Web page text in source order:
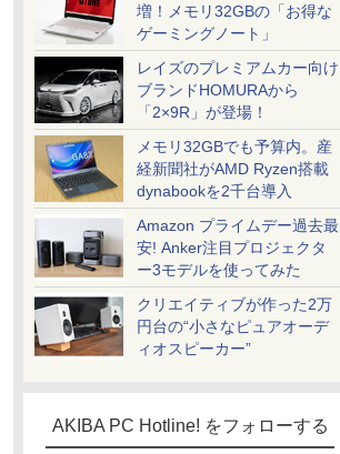
増！メモリ32GBの「お得な
ゲーミングノート」
レイズのプレミアムカー向け
ブランドHOMURAから
「2×9R」が登場！
メモリ32GBでも予算内。産
経新聞社がAMD Ryzen搭載
dynabookを2千台導入
Amazon プライムデー過去最
安! Anker注目プロジェクタ
ー3モデルを使ってみた
クリエイティブが作った2万
円台の“小さなピュアオーデ
ィオスピーカー”
AKIBA PC Hotline! をフォローする